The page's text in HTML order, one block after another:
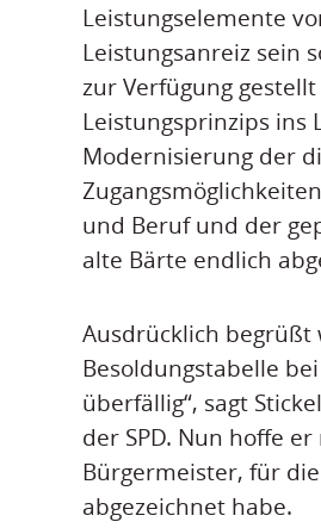
Leistungselemente
Leistungsanreiz sein
zur Verfügung
Leistungsprinzips ins
Modernisierung der
und Beruf und der
alte Bärte endlich
Ausdrücklich begrüßt
Besoldungstabelle
überfällig“, sagt
der SPD. Nun hoffe
Bürgermeister, für
abgezeichnet habe.